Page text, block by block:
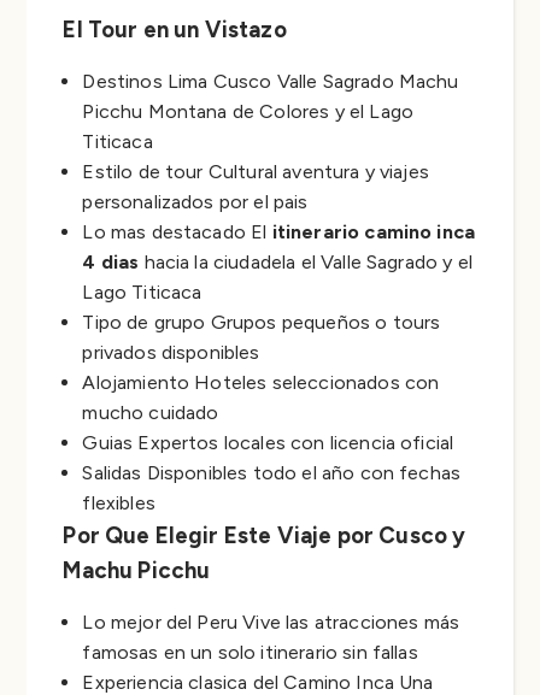
El Tour en un Vistazo
Destinos Lima Cusco Valle Sagrado Machu
Picchu Montana de Colores y el Lago
Titicaca
Estilo de tour Cultural aventura y viajes
personalizados por el pais
Lo mas destacado El itinerario camino inca
4 dias hacia la ciudadela el Valle Sagrado y el
Lago Titicaca
Tipo de grupo Grupos pequeños o tours
privados disponibles
Alojamiento Hoteles seleccionados con
mucho cuidado
Guias Expertos locales con licencia oficial
Salidas Disponibles todo el año con fechas
flexibles
Por Que Elegir Este Viaje por Cusco y
Machu Picchu
Lo mejor del Peru Vive las atracciones más
famosas en un solo itinerario sin fallas
Experiencia clasica del Camino Inca Una